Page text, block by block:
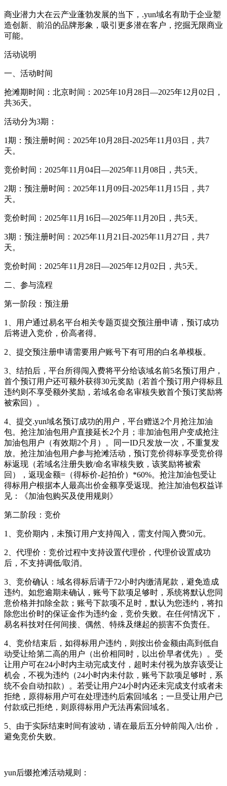
商业潜力大在云产业蓬勃发展的当下，.yun域名有助于企业塑
造创新、前沿的品牌形象，吸引更多潜在客户，挖掘无限商业
可能。
活动说明
一、活动时间
抢滩期时间：北京时间：2025年10月28日—2025年12月02日，
共36天。
活动分为3期：
1期：预注册时间：2025年10月28日-2025年11月03日，共7
天。
竞价时间：2025年11月04日—2025年11月08日，共5天。
2期：预注册时间：2025年11月09日-2025年11月15日，共7
天。
竞价时间：2025年11月16日—2025年11月20日，共5天。
3期：预注册时间：2025年11月21日-2025年11月27日，共7
天。
竞价时间：2025年11月28日—2025年12月02日，共5天。
二、参与流程
第一阶段：预注册
1、用户通过易名平台相关专题页提交预注册申请，预订成功
后将进入竞价，价高者得。
2、提交预注册申请需要用户账号下有可用的白名单模板。
3、结拍后，平台所得闯入费将平分给该域名前5名预订用户，
首个预订用户还可额外获得30元奖励（若首个预订用户得标且
违约则不享受额外奖励，若域名命名审核失败首个预订奖励将
被索回）。
4、提交.yun域名预订成功的用户，平台赠送2个月抢注加油
包。抢注加油包用户直接延长2个月；非加油包用户变成抢注
加油包用户（有效期2个月）。同一ID只发放一次，不重复发
放。抢注加油包用户参与抢滩活动，预订竞价得标享受竞价得
标返现（若域名注册失败/命名审核失败，该奖励将被索
回），返现金额=（得标价-起拍价）*60%。抢注加油包受让
得标用户根据本人最高出价金额享受返现。抢注加油包权益详
见：《加油包购买及使用规则》
第二阶段：竞价
1、竞价期内，未预订用户支持闯入，需支付闯入费50元。
2、代理价：竞价过程中支持设置代理价，代理价设置成功
后，不支持调低/取消。
3、竞价确认：域名得标后请于72小时内缴清尾款，避免造成
违约。如您逾期未确认，账号下款项足够时，系统将默认您同
意价格并扣除全款；账号下款项不足时，默认为您违约，将扣
除您出价时的保证金作为违约金，竞价失败。在任何情况下，
易名科技对任何间接、偶然、特殊及继起的损害不负责任。
4、竞价结束后，如得标用户违约，则按出价金额由高到低自
动受让给第二高的用户（出价相同时，以出价早者优先）。受
让用户可在24小时内主动完成支付，超时未付视为放弃该受让
机会，不视为违约（24小时内未付款，账号下款项足够时，系
统不会自动扣款）。若受让用户24小时内还未完成支付或者未
拒绝，原得标用户可在处理违约后索回域名；一旦受让用户已
付款或已拒绝，则原得标用户无法再索回域名。
5、由于实际结束时间有波动，请在最后五分钟前闯入/出价，
避免竞价失败。
yun后缀抢滩活动规则：